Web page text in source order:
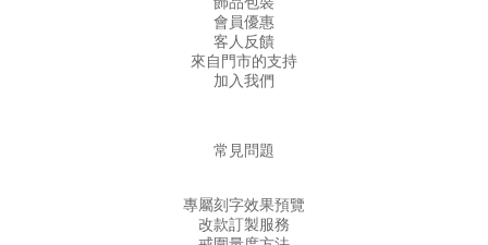
會員優惠
客人反饋
來自門市的支持
加入我們
常見問題
專屬刻字效果預覽
改款訂製服務